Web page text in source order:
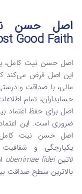
Good Faith)
اصل حسن نیت کامل،
این اصل فرض می‌کند
مالی، با صداقت و
حسابداران، تمام
اصل برای حفظ اعتماد
ضروری است. این
اصل حسن نیت
یکپارچگی و
لاتینuberrimae fidei
بالاترین سطح صداقت